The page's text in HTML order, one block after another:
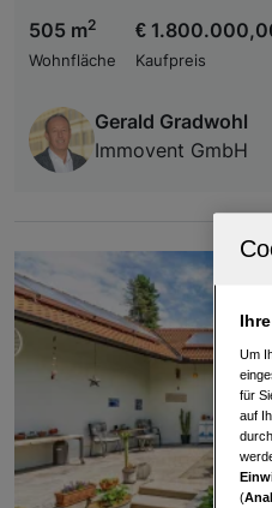
505 m2
Wohnfläche
€
Kaufpreis
Gerald Gradwohl
Immovent GmbH
Um
für
auf
(